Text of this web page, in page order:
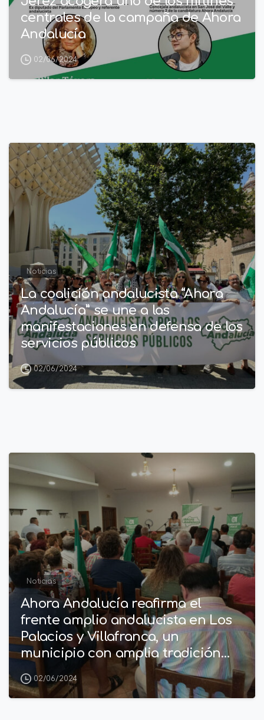
centrales de la campaña de Ahora
Andalucía
02/06/2024
1
Noticias
La coalición andalucista “Ahora
Andalucía” se une a las
manifestaciones en defensa de los
servicios públicos
02/06/2024
Noticias
Ahora Andalucía reafirma el
frente amplio andalucista en Los
Palacios y Villafranca, un
municipio con amplia tradición
andalucista
02/06/2024